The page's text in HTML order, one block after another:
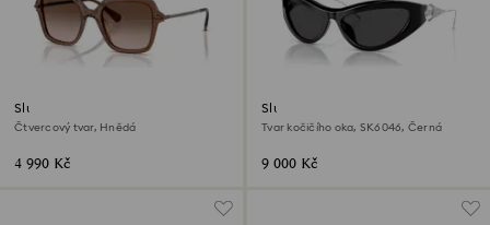
Sluneční brýle
Čtvercový tvar, Hnědá
4 990 Kč
Sluneční brýle
Tvar kočičího oka, SK6046, Černá
9 000 Kč